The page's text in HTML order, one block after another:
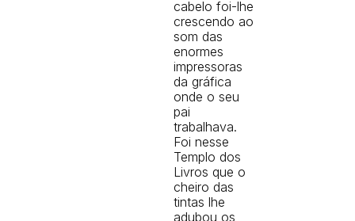
cabelo foi-lhe
crescendo ao
som das
enormes
impressoras
da gráfica
onde o seu
pai
trabalhava.
Foi nesse
Templo dos
Livros que o
cheiro das
tintas lhe
adubou os